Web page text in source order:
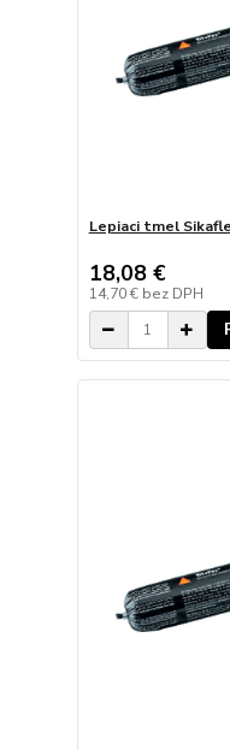
Lepiaci tmel
18,08 €
14,70 € bez DPH